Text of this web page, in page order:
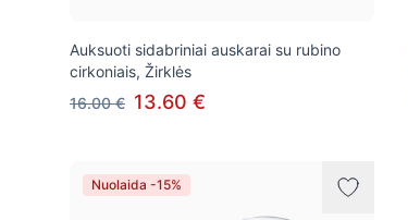
Auksuoti sidabriniai auskarai su rubino
cirkoniais, Žirklės
16.00 € 13.60 €
Nuolaida -15%